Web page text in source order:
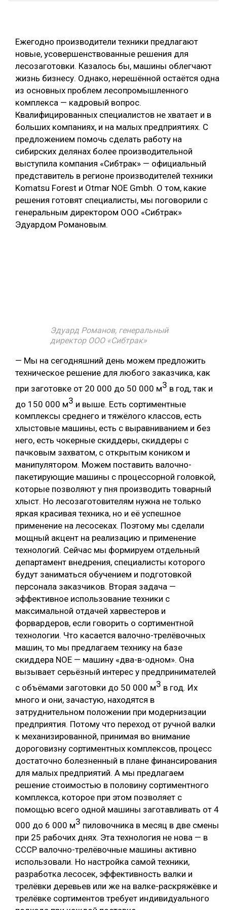
Ежегодно производители техники предлагают
новые, усовершенствованные решения для
лесозаготовки. Казалось бы, машины облегчают
жизнь бизнесу. Однако, нерешённой остаётся одна
из основных проблем лесопромышленного
комплекса — кадровый вопрос.
Квалифицированных специалистов не хватает и в
больших компаниях, и на малых предприятиях. С
предложением помочь сделать работу на
сибирских делянах более производительной
выступила компания «Сибтрак» — официальный
представитель в регионе производителей техники
Komatsu Forest и Otmar NOE Gmbh. О том, какие
решения готовят специалисты, мы поговорили с
генеральным директором ООО «Сибтрак»
Эдуардом Романовым.
Эдуард Романов, генеральный
директор ООО «Сибтрак»
— Мы на сегодняшний день можем предложить
техническое решение для любого заказчика, как
при заготовке от 20 000 до 50 000 м3 в год, так и
до 150 000 м3 и выше. Есть сортиментные
комплексы среднего и тяжёлого классов, есть
хлыстовые машины, есть с выравниванием и без
него, есть чокерные скиддеры, скиддеры с
пачковым захватом, с открытым коником и
манипулятором. Можем поставить валочно-
пакетирующие машины с процессорной головкой,
которые позволяют у пня производить товарный
хлыст. Но лесозаготовителям нужна не только
яркая красивая техника, но и её успешное
применение на лесосеках. Поэтому мы сделали
мощный акцент на реализацию и применение
технологий. Сейчас мы формируем отдельный
департамент внедрения, специалисты которого
будут заниматься обучением и подготовкой
персонала заказчиков. Вторая задача —
эффективное использование техники с
максимальной отдачей харвестеров и
форвардеров, если говорить о сортиментной
технологии. Что касается валочно-трелёвочных
машин, то мы предлагаем технику на базе
скиддера NOE — машину «два-в-одном». Она
вызывает серьёзный интерес у предпринимателей
с объёмами заготовки до 50 000 м3 в год. Их
много и они, зачастую, находятся в
затруднительном положении при модернизации
предприятия. Потому что переход от ручной валки
к механизированной, принимая во внимание
дороговизну сортиментных комплексов, процесс
достаточно болезненный в плане финансирования
для малых предприятий. А мы предлагаем
решение стоимостью в половину сортиментного
комплекса, которое при этом позволяет с
помощью всего одной машины заготавливать от 4
000 до 6 000 м3 пиловочника в месяц в две смены
при 25 рабочих днях. Эта технология не нова — в
СССР валочно-трелёвочные машины активно
использовали. Но настройка самой техники,
разработка лесосек, эффективность валки и
трелёвки деревьев или же на валке-раскряжёвке и
трелёвке сортиментов требует индивидуального